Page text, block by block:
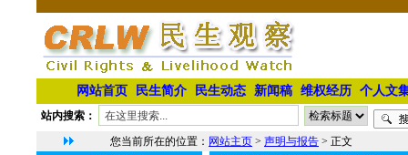
网站首页 民生简介 民生动态 新闻稿 维权经历 个人文
站内搜索：
您当前所在的位置： 网站主页 > 声明与报告 > 正文